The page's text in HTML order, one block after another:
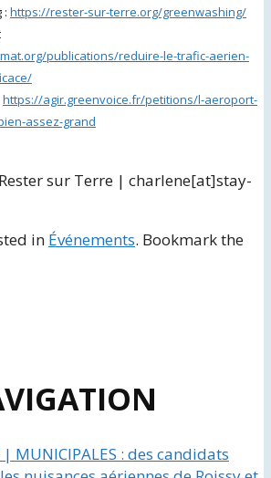
: https://rester-sur-terre.org/greenwashing/
publications/reduire-le-trafic-aerien-
https://agir.greenvoice.fr/petitions/l-aeroport-
assez-grand
sur Terre | charlene[at]stay-
in Événements. Bookmark the
MUNICIPALES : des candidats